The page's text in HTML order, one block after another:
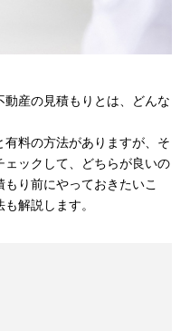
動産の見積もりとは、どんな
有料の方法がありますが、そ
ックして、どちらが良いの
り前にやっておきたいこ
解説します。